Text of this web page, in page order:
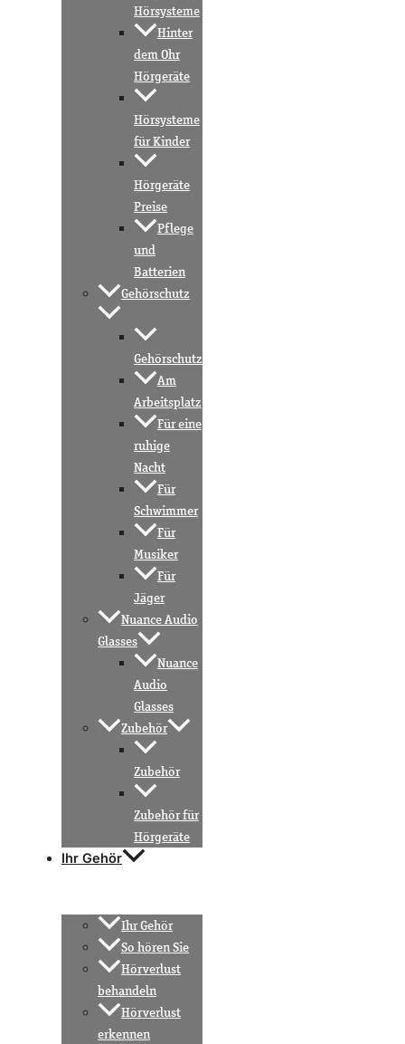
Hörsysteme
Hinter
dem Ohr
Hörgeräte
Hörsysteme
für Kinder
Hörgeräte
Preise
Pflege
und
Batterien
Gehörschutz
Gehörschutz
Am
Arbeitsplatz
Für eine
ruhige
Nacht
Für
Schwimmer
Für
Musiker
Für
Jäger
Nuance Audio
Glasses
Nuance
Audio
Glasses
Zubehör
Zubehör
Zubehör für
Hörgeräte
Ihr Gehör
Ihr Gehör
So hören Sie
Hörverlust
behandeln
Hörverlust
erkennen